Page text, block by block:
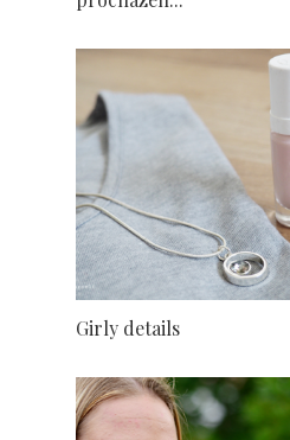
Girly details